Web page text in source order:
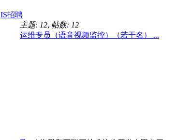
IS招聘
主题: 12, 帖数: 12
运维专员（语音视频监控）（若干名） ...